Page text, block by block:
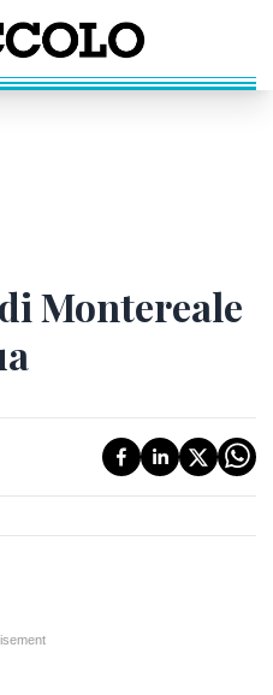
Montereale